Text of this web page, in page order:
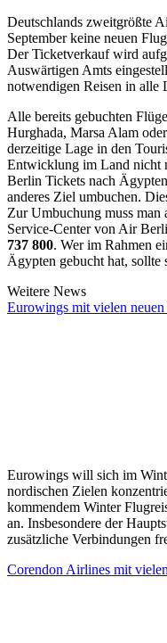
Deutschlands zweitgrößte
September keine neuen
Der Ticketverkauf wird
Auswärtigen Amts
notwendigen Reisen in alle
Alle bereits gebuchten
Hurghada, Marsa Alam
derzeitige Lage in den
Entwicklung im Land nicht
Berlin Tickets nach
anderes Ziel umbuchen.
Zur Umbuchung muss
Service-Center von Air
737 800. Wer im Rahmen
Ägypten gebucht hat, sollte
Weitere News
Eurowings mit vielen
Eurowings will sich im
nordischen Zielen
kommendem Winter
an. Insbesondere der
zusätzliche Verbindungen
Corendon Airlines mit